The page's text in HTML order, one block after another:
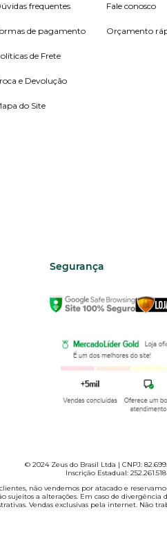
frequentes
de pagamento
de Frete
e Devolução
do Site
Fale conosco
Orçamento
Segurança
© 2024 Zeus do Brasil Ltda | CNPJ:
Inscrição Estadual: 252.261.518
não vendemos por atacado e
sujeitos a alterações. Em caso de
Vendas exclusivas pela internet. Não